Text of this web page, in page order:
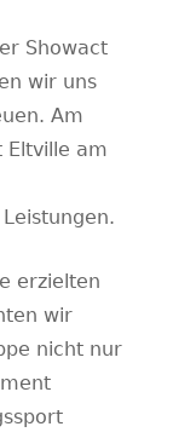
Showact
wir uns
Am
Eltville am
erzielten
wir
nicht nur